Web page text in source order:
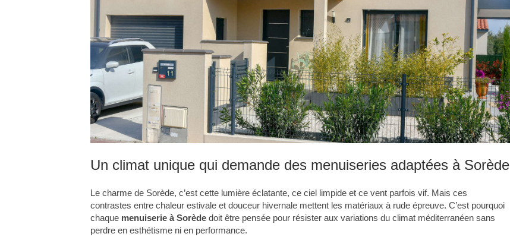
Un climat unique qui demande des menuiseries adaptées à Sorède
Le charme de Sorède, c’est cette lumière éclatante, ce ciel limpide et ce vent parfois vif. Mais ces
contrastes entre chaleur estivale et douceur hivernale mettent les matériaux à rude épreuve. C’est pourquoi
chaque menuiserie à Sorède doit être pensée pour résister aux variations du climat méditerranéen sans
perdre en esthétisme ni en performance.